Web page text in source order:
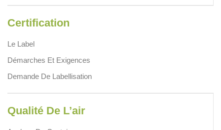
Certification
Le Label
Démarches Et Exigences
Demande De Labellisation
Qualité De L’air